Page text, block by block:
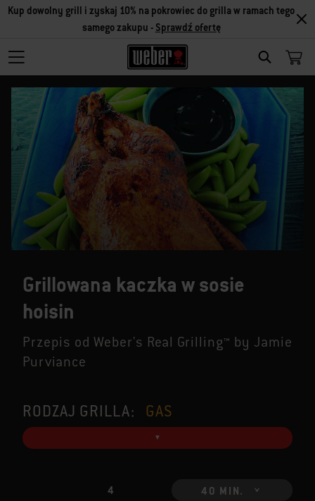
SEARCH
Kup dowolny grill i zyskaj 10% na pokrowiec do grilla w ramach tego
samego zakupu - Sprawdź ofertę
Grillowana kaczka w sosie
hoisin
Przepis od Weber's Real Grilling™ by Jamie
Purviance
RODZAJ GRILLA: GAS
4 40 MIN.